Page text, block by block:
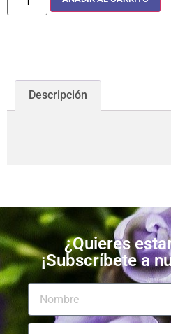
Descripción
¿Quieres
¡Subscríbete a